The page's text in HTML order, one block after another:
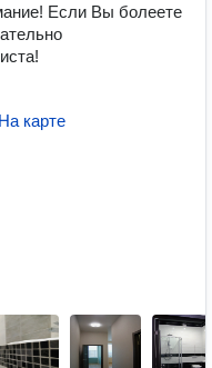
Если Вы болеете
На карте